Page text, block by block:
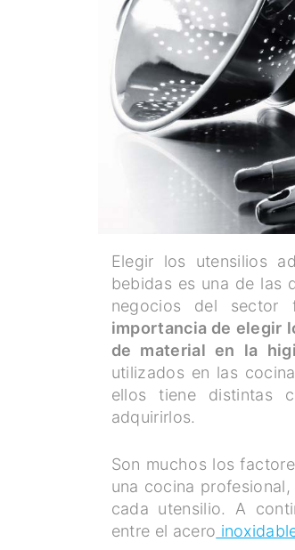
Elegir los utensilios
bebidas es una de las
negocios del sector
importancia de elegir
de material en la
utilizados en las
ellos tiene distintas
adquirirlos.
Son muchos los
una cocina
cada utensilio. A
entre el acero